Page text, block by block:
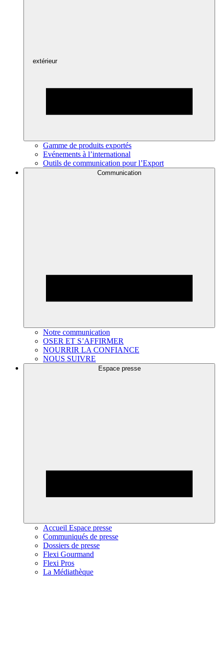
extérieur
Gamme de produits exportés
Evénements à l’international
Outils de communication pour l’Export
Communication
Notre communication
OSER ET S’AFFIRMER
NOURRIR LA CONFIANCE
NOUS SUIVRE
Espace presse
Accueil Espace presse
Communiqués de presse
Dossiers de presse
Flexi Gourmand
Flexi Pros
La Médiathèque